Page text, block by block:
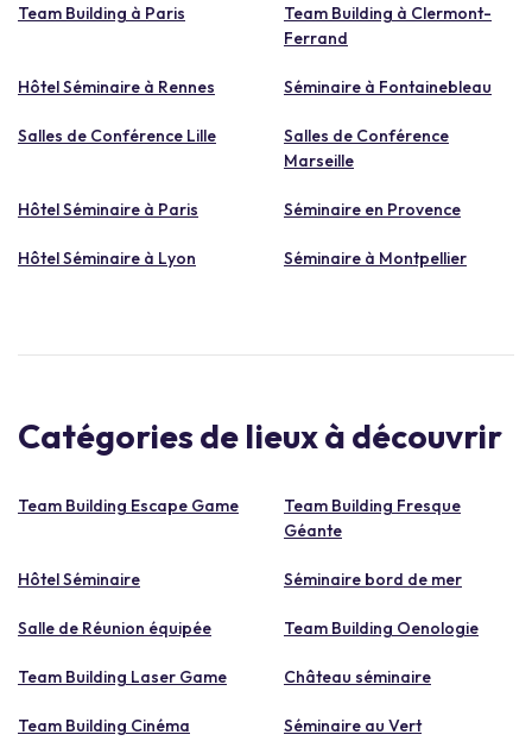
Team Building à Paris
Team Building à Clermont-
Ferrand
Hôtel Séminaire à Rennes Séminaire à Fontainebleau
Salles de Conférence Lille
Salles de Conférence
Marseille
Hôtel Séminaire à Paris Séminaire en Provence
Hôtel Séminaire à Lyon Séminaire à Montpellier
Catégories de lieux à découvrir
Team Building Escape Game
Team Building Fresque
Géante
Hôtel Séminaire Séminaire bord de mer
Salle de Réunion équipée Team Building Oenologie
Team Building Laser Game Château séminaire
Team Building Cinéma Séminaire au Vert